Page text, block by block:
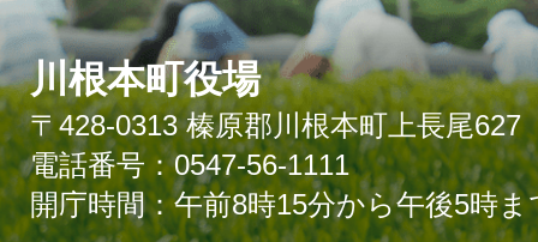
川根本町役場
〒428-0313 榛原郡川根本町上長尾627
電話番号：0547-56-1111
開庁時間：午前8時15分から午後5時ま